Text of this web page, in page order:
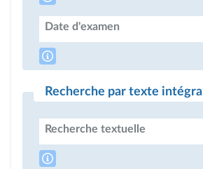
Date d'examen
Recherche par texte intégral
Recherche textuelle